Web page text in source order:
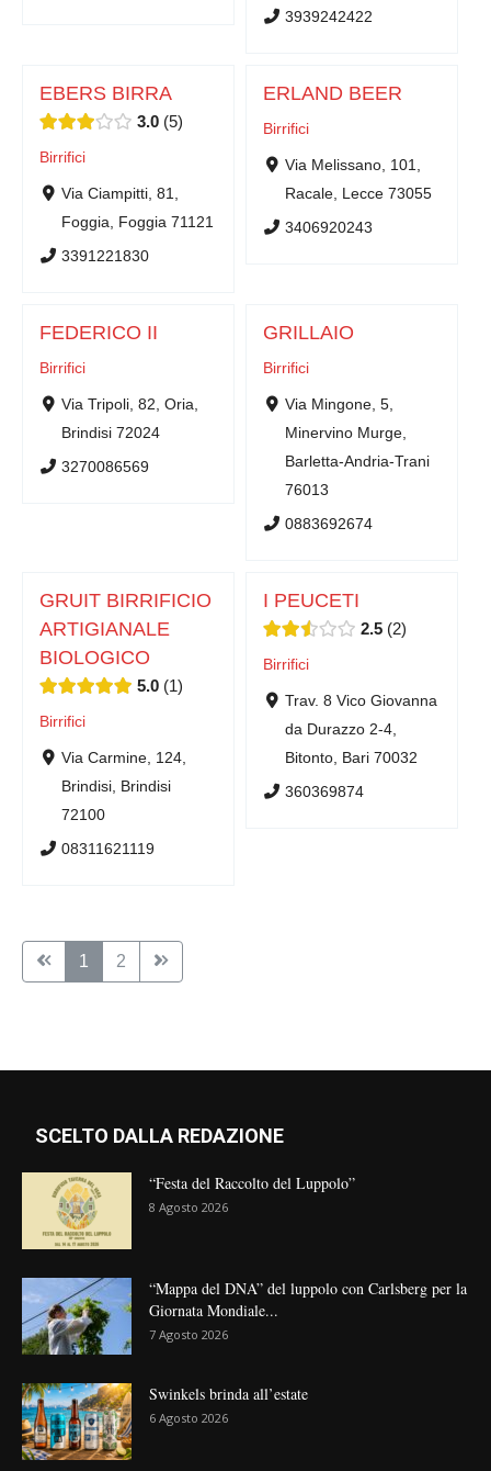
3939242422
EBERS BIRRA
3.0 5
Birrifici
Via Ciampitti, 81,
Foggia, Foggia 71121
3391221830
ERLAND BEER
Birrifici
Via Melissano, 101,
Racale, Lecce 73055
3406920243
FEDERICO II
Birrifici
Via Tripoli, 82, Oria,
Brindisi 72024
3270086569
GRILLAIO
Birrifici
Via Mingone, 5,
Minervino Murge,
Barletta-Andria-Trani
76013
0883692674
GRUIT BIRRIFICIO
ARTIGIANALE
BIOLOGICO
5.0 1
Birrifici
Via Carmine, 124,
Brindisi, Brindisi
72100
08311621119
I PEUCETI
2.5 2
Birrifici
Trav. 8 Vico Giovanna
da Durazzo 2-4,
Bitonto, Bari 70032
360369874
1 2
SCELTO DALLA REDAZIONE
“Festa del Raccolto del Luppolo”
8 Agosto 2026
“Mappa del DNA” del luppolo con Carlsberg per la
Giornata Mondiale...
7 Agosto 2026
Swinkels brinda all’estate
6 Agosto 2026